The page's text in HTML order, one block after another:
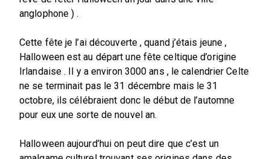
anglophone ) .
Cette fête je l’ai découverte , quand j’étais jeune ,
Halloween est au départ une fête celtique d’origine
Irlandaise . Il y a environ 3000 ans , le calendrier Celte
ne se terminait pas le 31 décembre mais le 31
octobre, ils célébraient donc le début de l’automne
pour eux une sorte de nouvel an.
Halloween aujourd’hui on peut dire que c’est un